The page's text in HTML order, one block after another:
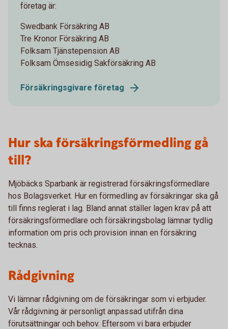
företag är:
Swedbank Försäkring AB
Tre Kronor Försäkring AB
Folksam Tjänstepension AB
Folksam Ömsesidig Sakförsäkring AB
Försäkringsgivare företag
Hur ska försäkringsförmedling gå
till?
Mjöbäcks Sparbank är registrerad försäkringsförmedlare
hos Bolagsverket. Hur en förmedling av försäkringar ska gå
till finns reglerat i lag. Bland annat ställer lagen krav på att
försäkringsförmedlare och försäkringsbolag lämnar tydlig
information om pris och provision innan en försäkring
tecknas.
Rådgivning
Vi lämnar rådgivning om de försäkringar som vi erbjuder.
Vår rådgivning är personligt anpassad utifrån dina
förutsättningar och behov. Eftersom vi bara erbjuder